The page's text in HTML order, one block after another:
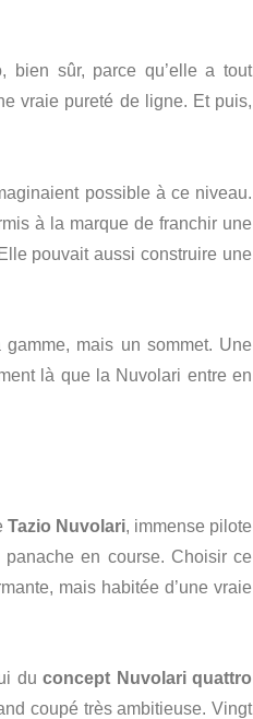
bien sûr, parce qu’elle a tout
vraie pureté de ligne. Et puis,
possible à ce niveau.
à la marque de franchir une
pouvait aussi construire une
mais un sommet. Une
là que la Nuvolari entre en
Tazio Nuvolari, immense pilote
en course. Choisir ce
mais habitée d’une vraie
duconcept Nuvolari quattro
coupé très ambitieuse. Vingt